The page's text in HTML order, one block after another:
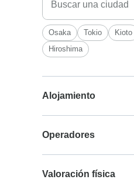
Osaka Tokio Kioto
Hiroshima
Alojamiento
Operadores
Valoración física